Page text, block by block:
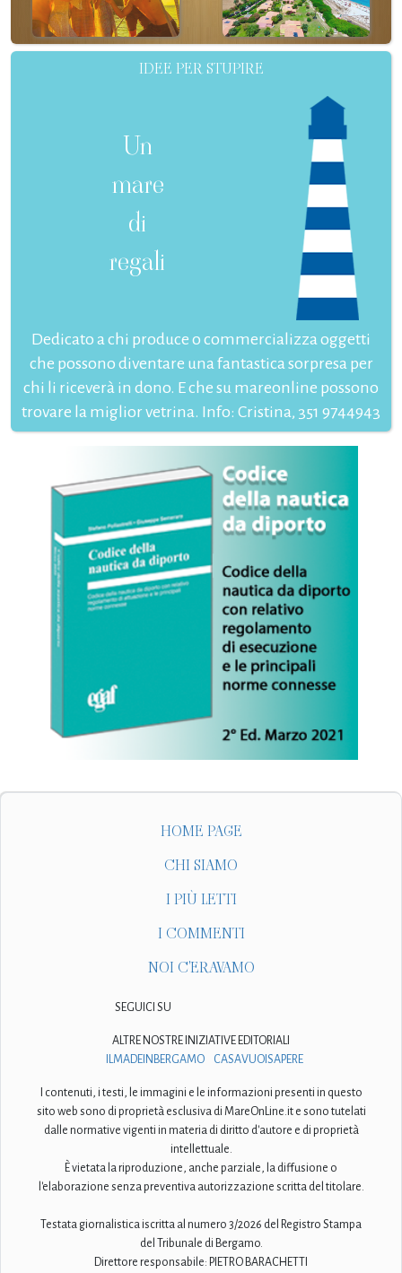
IDEE PER STUPIRE
Un
mare
di
regali
Dedicato a chi produce o commercializza oggetti
che possono diventare una fantastica sorpresa per
chi li riceverà in dono. E che su mareonline possono
trovare la miglior vetrina. Info: Cristina, 351 9744943
HOME PAGE
CHI SIAMO
I PIÙ LETTI
I COMMENTI
NOI C'ERAVAMO
SEGUICI SU
ALTRE NOSTRE INIZIATIVE EDITORIALI
ILMADEINBERGAMO
CASAVUOISAPERE
I contenuti, i testi, le immagini e le informazioni presenti in questo
sito web sono di proprietà esclusiva di MareOnLine.it e sono tutelati
dalle normative vigenti in materia di diritto d'autore e di proprietà
intellettuale.
È vietata la riproduzione, anche parziale, la diffusione o
l'elaborazione senza preventiva autorizzazione scritta del titolare.
Testata giornalistica iscritta al numero 3/2026 del Registro Stampa
del Tribunale di Bergamo.
Direttore responsabile: PIETRO BARACHETTI